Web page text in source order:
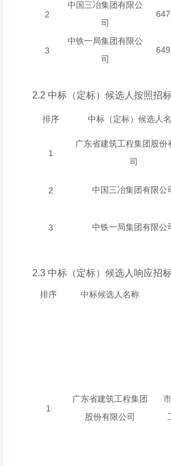
2
中国三冶集团有限公
司
3
中铁一局集团有限公
司
2.2 中标（定标）候选人按照招
排序 中标（定标）候选人
1
广东省建筑工程集团股份
司
2 中国三冶集团有限公
3 中铁一局集团有限公
2.3 中标（定标）候选人响应招
排序 中标候选人名称
1
广东省建筑工程集团
股份有限公司